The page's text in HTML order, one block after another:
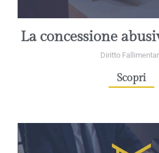
La concessione
Diritto
Scopri